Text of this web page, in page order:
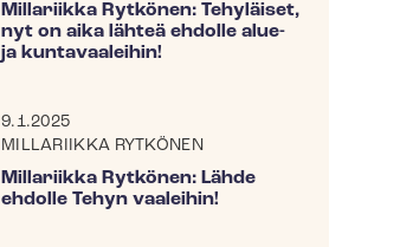
Millariikka Rytkönen: Tehyläiset,
nyt on aika lähteä ehdolle alue-
ja kuntavaaleihin!
9.1.2025
MILLARIIKKA RYTKÖNEN
Millariikka Rytkönen: Lähde
ehdolle Tehyn vaaleihin!